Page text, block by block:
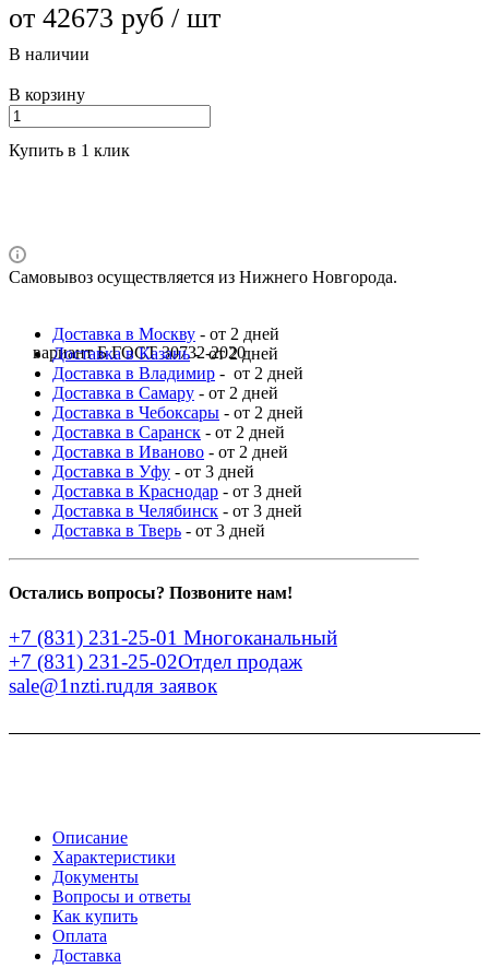
вариант Б ГОСТ 30732-2020
от 42673 руб / шт
В наличии
В корзину
Купить в 1 клик
Самовывоз осуществляется из Нижнего Новгорода.
Доставка в Москву - от 2 дней
Доставка в Казань- от 2 дней
Доставка в Владимир - от 2 дней
Доставка в Самару - от 2 дней
Доставка в Чебоксары - от 2 дней
Доставка в Саранск - от 2 дней
Доставка в Иваново - от 2 дней
Доставка в Уфу - от 3 дней
Доставка в Краснодар - от 3 дней
Доставка в Челябинск - от 3 дней
Доставка в Тверь - от 3 дней
Остались вопросы? Позвоните нам!
+7 (831) 231-25-01 Многоканальный
+7 (831) 231-25-02Отдел продаж
sale@1nzti.ruдля заявок
Описание
Характеристики
Документы
Вопросы и ответы
Как купить
Оплата
Доставка